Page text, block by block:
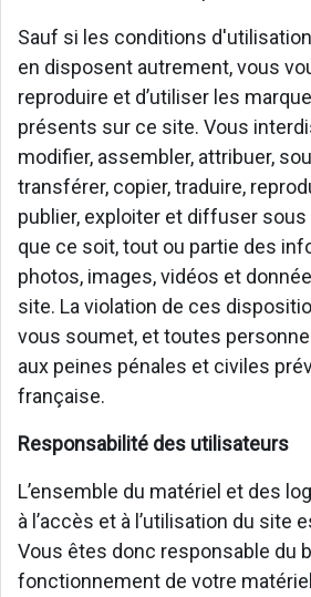
Sauf si les conditions
en disposent autrement, vous
reproduire et d’utiliser les
présents sur ce site. Vous
modifier, assembler, attribuer,
transférer, copier, traduire,
publier, exploiter et diffuser
que ce soit, tout ou partie des
photos, images, vidéos et
site. La violation de ces
vous soumet, et toutes
aux peines pénales et civiles
française.
Responsabilité des utilisateurs
L’ensemble du matériel et des
à l’accès et à l’utilisation du site
Vous êtes donc responsable du
fonctionnement de votre